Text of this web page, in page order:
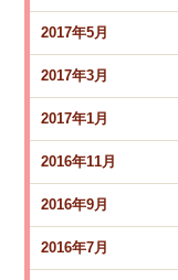
2017年5月
2017年3月
2017年1月
2016年11月
2016年9月
2016年7月